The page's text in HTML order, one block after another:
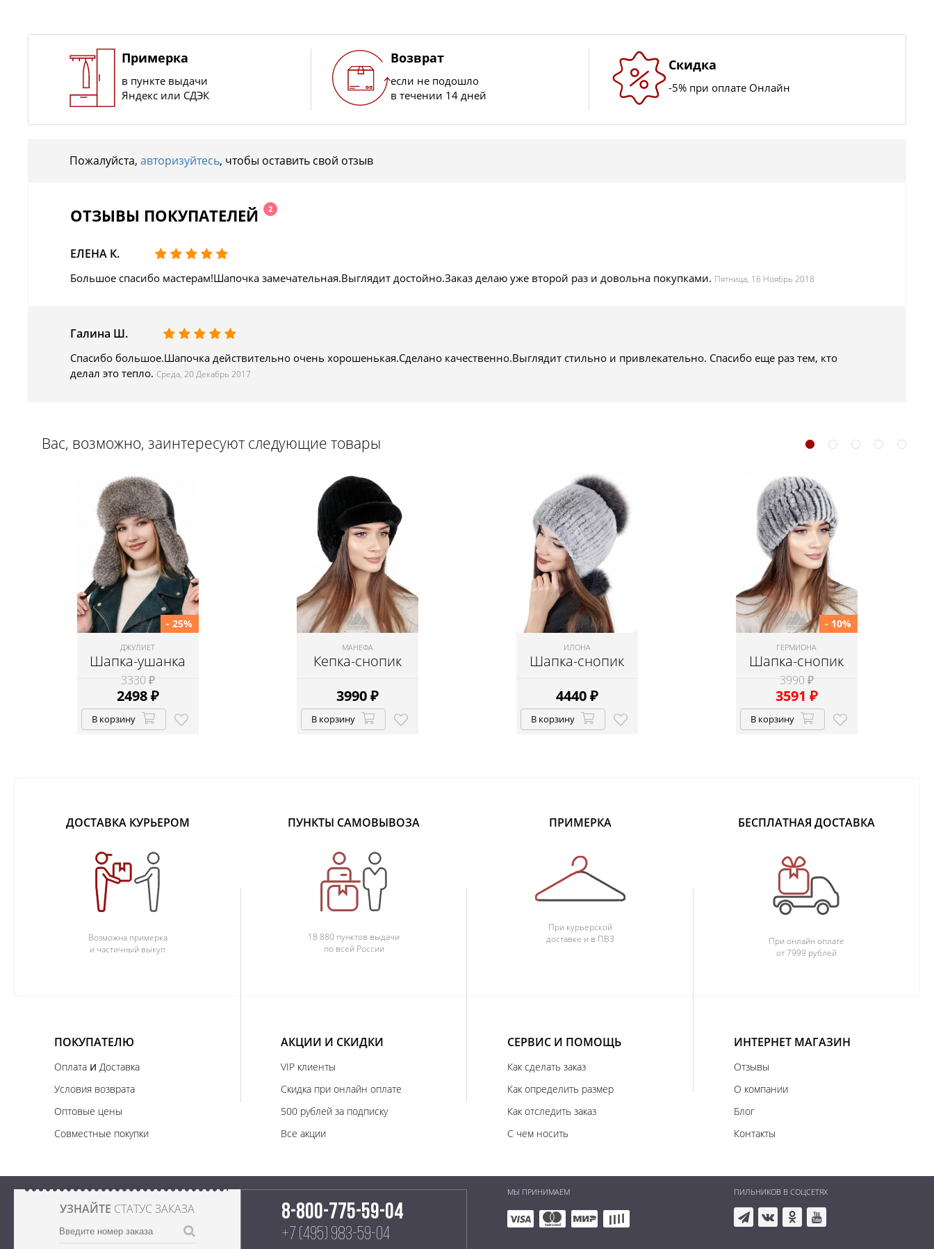
Примерка
в пункте выдачи
Яндекс или СДЭК
Возврат
если не подошло
в течении 14 дней
Скидка
-5% при оплате Онлайн
Пожалуйста, авторизуйтесь, чтобы оставить свой отзыв
ОТЗЫВЫ ПОКУПАТЕЛЕЙ 2
ЕЛЕНА К.
Большое спасибо мастерам!Шапочка замечательная.Выглядит достойно.Заказ делаю уже второй раз и довольна покупками. Пятница, 16 Ноябрь 2018
Галина Ш.
Спасибо большое.Шапочка действительно очень хорошенькая.Сделано качественно.Выглядит стильно и привлекательно. Спасибо еще раз тем, кто
делал это тепло. Среда, 20 Декабрь 2017
Вас, возможно, заинтересуют следующие товары
ДЖУЛИЕТ
Шапка-ушанка
3330 ₽
2498₽
- 25%
В корзину
МАНЕФА
Кепка-снопик
3990₽
В корзину
ИЛОНА
Шапка-снопик
4440₽
В корзину
ГЕРМИОНА
Шапка-снопик
3990 ₽
3591 ₽
- 10%
В корзину
ДОСТАВКА КУРЬЕРОМ
Возможна примерка
и частичный выкуп
ПУНКТЫ САМОВЫВОЗА
18 880 пунктов выдачи
по всей России
ПРИМЕРКА
При курьерской
доставке и в ПВЗ
БЕСПЛАТНАЯ ДОСТАВКА
При онлайн оплате
от 7999 рублей
ПОКУПАТЕЛЮ
Оплата и Доставка
Условия возврата
Оптовые цены
Совместные покупки
АКЦИИ И СКИДКИ
VIP клиенты
Скидка при онлайн оплате
500 рублей за подписку
Все акции
СЕРВИС И ПОМОЩЬ
Как сделать заказ
Как определить размер
Как отследить заказ
С чем носить
ИНТЕРНЕТ МАГАЗИН
Отзывы
О компании
Блог
Контакты
УЗНАЙТЕ СТАТУС ЗАКАЗА 8-800-775-59-04
+7 (495) 983-59-04
МЫ ПРИНИМАЕМ ПИЛЬНИКОВ В СОЦСЕТЯХ